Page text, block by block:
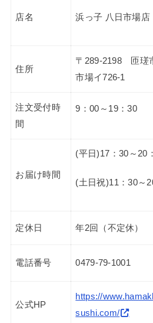
店名 浜っ子 八日市場店
住所
〒289-2198 匝瑳
市場イ726-1
注文受付時
間
9：00～19：30
お届け時間
(平日)17：30～20
(土日祝)11：30～
定休日 年2回（不定休）
電話番号 0479-79-1001
公式HP
https://
sushi.com/